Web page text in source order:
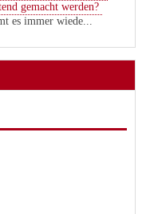
gemacht werden?
es immer wiede...